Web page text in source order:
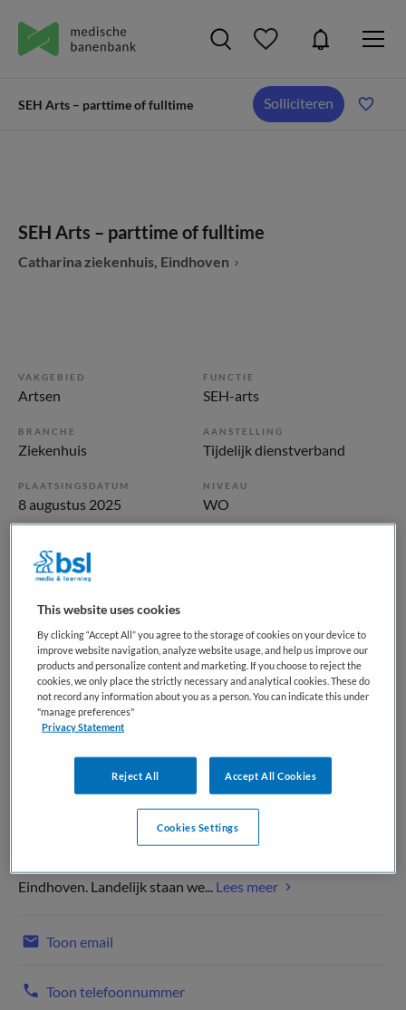
SEH Arts – parttime of fulltime Solliciteren
SEH Arts – parttime of fulltime
Catharina ziekenhuis, Eindhoven
VAKGEBIED
Artsen
FUNCTIE
SEH-arts
BRANCHE
Ziekenhuis
AANSTELLING
Tijdelijk dienstverband
PLAATSINGSDATUM
8 augustus 2025
NIVEAU
WO
Ervaren
Vacature niet beschikbaar
Deze vacature SEH Arts – parttime of fulltime bij Catharina
ziekenhuis is niet meer actueel. Hieronder staan enkele
vergelijkbare vacatures die voor u wellicht interessant zijn.
Het Catharina Ziekenhuis is een modern, gastvrij en
Eindhoven. Landelijk staan we... Lees meer
Toon email
Toon telefoonnummer
This website uses cookies
By clicking “Accept All” you agree to the storage of cookies on your device to
improve website navigation, analyze website usage, and help us improve our
products and personalize content and marketing. If you choose to reject the
cookies, we only place the strictly necessary and analytical cookies. These do
not record any information about you as a person. You can indicate this under
"manage preferences"
Privacy Statement
Reject All Accept All Cookies
Cookies Settings